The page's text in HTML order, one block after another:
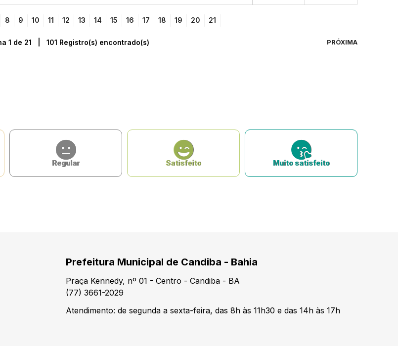
8 9 10 11 12 13 14 15 16 17 18 19 20 21
1 de 21 | 101 Registro(s) encontrado(s) PRÓXIMA
Regular Satisfeito Muito satisfeito
Prefeitura Municipal de Candiba - Bahia
Praça Kennedy, nº 01 - Centro - Candiba - BA
(77) 3661-2029
Atendimento: de segunda a sexta-feira, das 8h às 11h30 e das 14h às 17h